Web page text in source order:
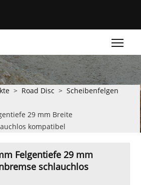
> Road Disc > Scheibenfelgen
29 mm Breite
kompatibel
Felgentiefe 29 mm
schlauchlos